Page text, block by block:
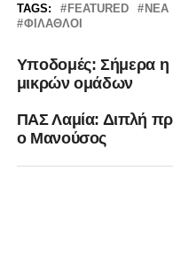
TAGS: FEATURED ΝΈΑ
ΦΊΛΑΘΛΟΙ
Υποδομές: Σήμερα
μικρών ομάδων
ΠΑΣ Λαμία: Διπλή
ο Μανούσος